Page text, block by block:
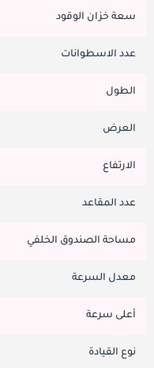
سعة خزان الوقود
عدد الاسطوانات
الطول
العرض
الارتفاع
عدد المقاعد
مساحة الصندوق الخلفي
معدل السرعة
أعلى سرعة
نوع القيادة